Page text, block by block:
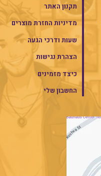
תקנון האתר
מדיניות החזרת מוצרים
שעות ודרכי הגעה
הצהרת נגישות
כיצד מזמינים
החשבון שלי